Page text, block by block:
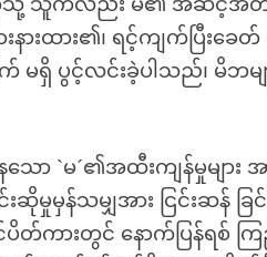
သူကလည်း မ၏ အဆင့်အတန်းနှ
ားထား၏၊ ရင့်ကျက်ပြီးခ
ပွင့်လင်းခဲ့ပါသည်၊ မိဘမ
`မ´၏အထီးကျန်မှုများ အ
သမျှအား ငြင်းဆန် ခြ
ပိတ်ကားတွင် နောက်ပြန်ရစ်